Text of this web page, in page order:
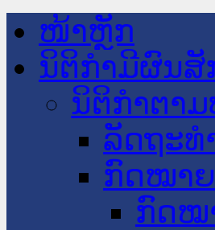
ໜ້າຫຼັກ
ນິຕິກໍາມີຜົນສັ
ນິຕິກໍາຕາມ
ລັດຖະທໍ
ກົດໝາຍ
ກົດໝ